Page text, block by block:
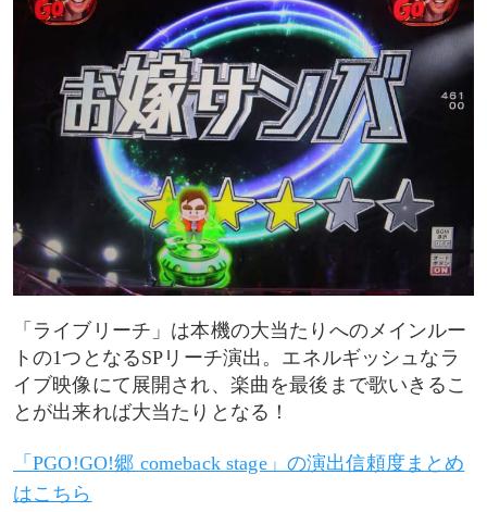
「ライブリーチ」は本機の大当たりへのメインルー
トの1つとなるSPリーチ演出。エネルギッシュなラ
イブ映像にて展開され、楽曲を最後まで歌いきるこ
とが出来れば大当たりとなる！
「PGO!GO!郷 comeback stage」の演出信頼度まとめ
はこちら